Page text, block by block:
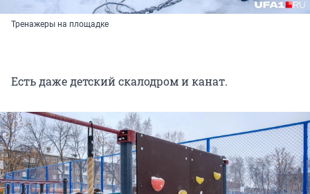
Тренажеры на площадке
Есть даже детский скалодром и канат.